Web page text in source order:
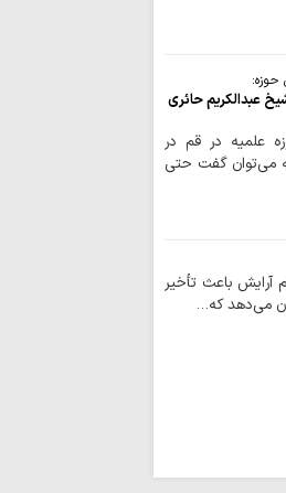
عبدالکریم حائری
علمیه در قم در
می‌توان گفت حتی
باعث تأخیر
می‌دهد که…